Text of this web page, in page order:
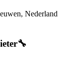
Nederland